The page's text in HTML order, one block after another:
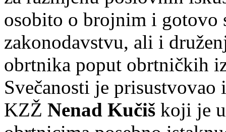
osobito o brojnim i gotovo
zakonodavstvu, ali i
obrtnika poput obrtničkih
Svečanosti je
KZŽ Nenad Kučiš koji je